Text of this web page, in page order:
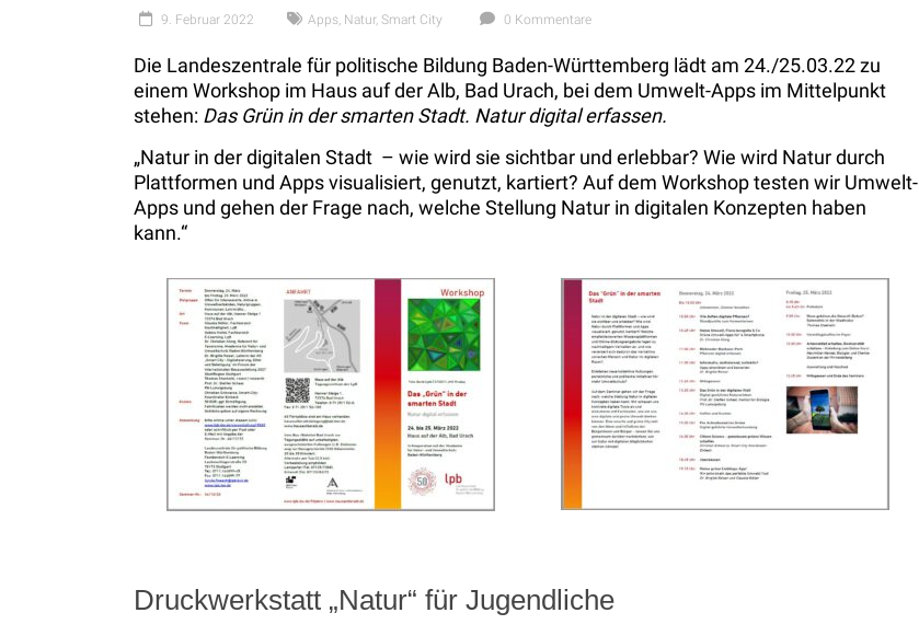
9. Februar 2022 Apps, Natur, Smart City 0 Kommentare
Die Landeszentrale für politische Bildung Baden-Württemberg lädt am 24./25.03.22 zu
einem Workshop im Haus auf der Alb, Bad Urach, bei dem Umwelt-Apps im Mittelpunkt
stehen: Das Grün in der smarten Stadt. Natur digital erfassen.
„Natur in der digitalen Stadt – wie wird sie sichtbar und erlebbar? Wie wird Natur durch
Plattformen und Apps visualisiert, genutzt, kartiert? Auf dem Workshop testen wir Umwelt-
Apps und gehen der Frage nach, welche Stellung Natur in digitalen Konzepten haben
kann.“
Druckwerkstatt „Natur“ für Jugendliche